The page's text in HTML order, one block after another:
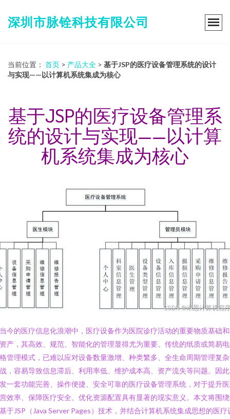
深圳市脉铨科技有限公司
当前位置： 首页 > 产品大全 > 基于JSP的医疗设备管理系统的设计
与实现——以计算机系统集成为核心
基于JSP的医疗设备管理系
统的设计与实现——以计算
机系统集成为核心
今的医疗信息化浪潮中，医疗设备作为医院诊疗活动的重要物质基础
产，其高效、规范、智能化的管理显得尤为重要。传统的纸质或简易
管理模式，已难以应对设备数量激增、种类繁多、全生命周期管理复
，容易导致信息滞后、利用率低、维护成本高、资产流失等问题。因
一套功能完善、操作便捷、安全可靠的医疗设备管理系统，对于提升
效率、保障医疗安全、优化资源配置具有显著的现实意义。本文将围
于JSP（Java Server Pages）技术，并结合计算机系统集成思想的医疗